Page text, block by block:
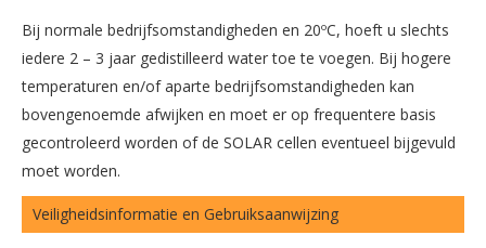
Bij normale bedrijfsomstandigheden en 20ºC, hoeft u slechts
iedere 2 – 3 jaar gedistilleerd water toe te voegen. Bij hogere
temperaturen en/of aparte bedrijfsomstandigheden kan
bovengenoemde afwijken en moet er op frequentere basis
gecontroleerd worden of de SOLAR cellen eventueel bijgevuld
moet worden.
Veiligheidsinformatie en Gebruiksaanwijzing